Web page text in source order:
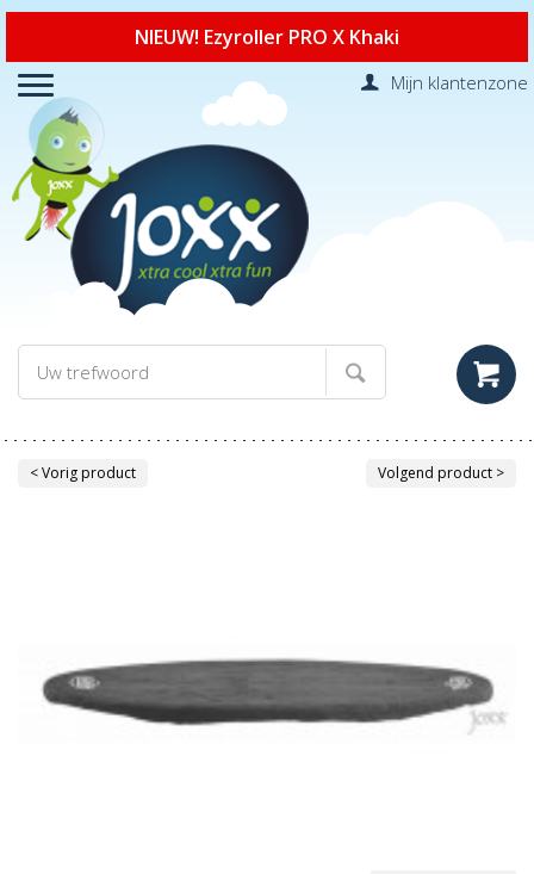
NIEUW! Ezyroller PRO X Khaki
Mijn klantenzone
< Vorig product Volgend product >